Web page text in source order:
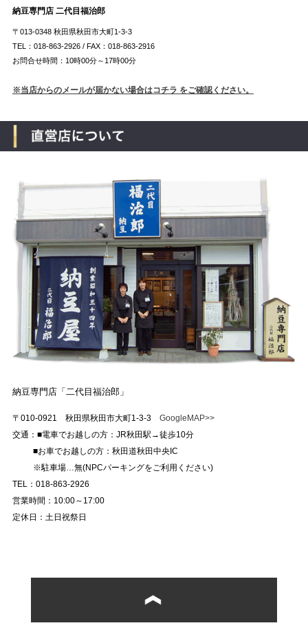
納豆専門店 二代目福治郎
〒013-0348 秋田県秋田市大町1-3-3
TEL：018-863-2926 / FAX：018-863-2916
お問合せ時間：10時00分～17時00分
※当店からのメールが届かない場合はコチラ をご確認ください。
納豆専門店「二代目福治郎」
〒010-0921 秋田県秋田市大町1-3-3 GoogleMAP>>
交通：■電車でお越しの方：JR秋田駅→徒歩10分
■お車でお越しの方：秋田道秋田中央IC
※駐車場…無(NPCパーキングをご利用ください)
TEL：018-863-2926
営業時間：10:00～17:00
定休日：土日祝祭日